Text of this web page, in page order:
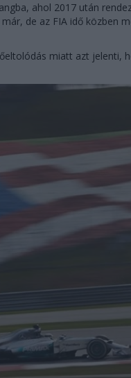
ahol 2017 után
de az FIA idő közben
miatt azt jelenti,